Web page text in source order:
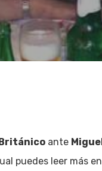
ante
puedes leer más en